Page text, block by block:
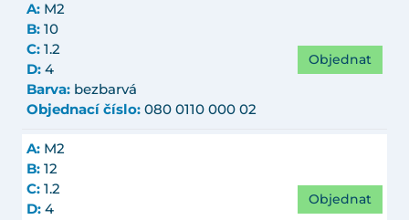
A: M2
B: 10
C: 1.2
D: 4
Barva: bezbarvá
Objednací číslo: 080 0110 000 02
Objednat
A: M2
B: 12
C: 1.2
D: 4
Objednat